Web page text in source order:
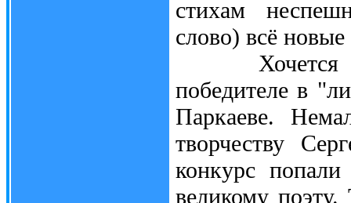
стихам
слово) всё
Хочется
победителе в
Паркаеве.
творчеству
конкурс
великому